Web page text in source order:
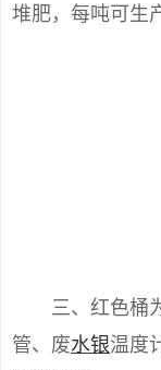
堆肥，每吨可生
三、红色桶
管、废水银温度